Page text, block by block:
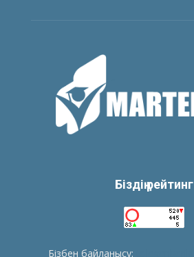
Біздің рейтинг
Бізбен байланысу: